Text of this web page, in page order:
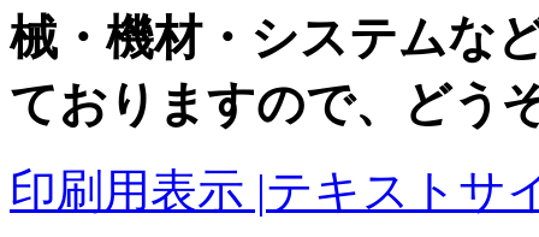
械・機材・システムな
ておりますので、どう
印刷用表示 |テキストサ